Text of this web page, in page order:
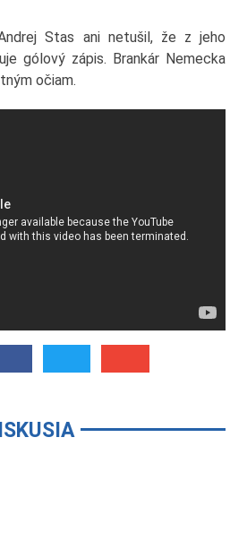
Stas ani netušil, že z jeho
gólový zápis. Brankár Nemecka
očiam.